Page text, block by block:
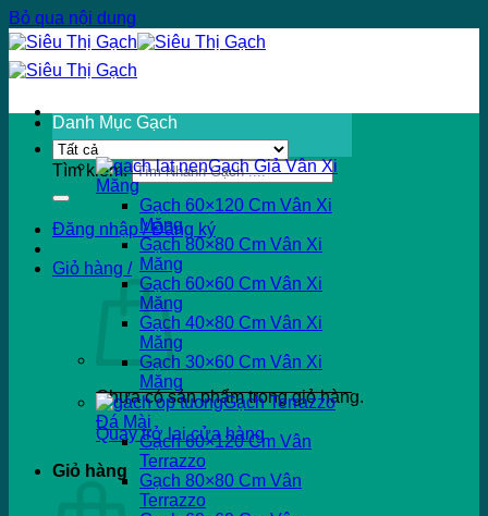
Bỏ qua nội dung
Tìm kiếm:
Đăng nhập / Đăng ký
Giỏ hàng /
Chưa có sản phẩm trong giỏ hàng.
Quay trở lại cửa hàng
Giỏ hàng
Danh Mục Gạch
Gạch Giả Vân Xi
Măng
Gạch 60×120 Cm Vân Xi
Măng
Gạch 80×80 Cm Vân Xi
Măng
Gạch 60×60 Cm Vân Xi
Măng
Gạch 40×80 Cm Vân Xi
Măng
Gạch 30×60 Cm Vân Xi
Măng
Gạch Terrazzo
Đá Mài
Gạch 60×120 Cm Vân
Terrazzo
Gạch 80×80 Cm Vân
Terrazzo